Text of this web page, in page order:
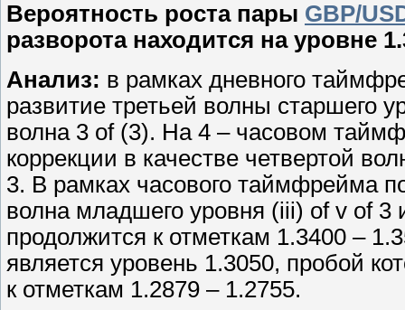
Вероятность роста пары GBP/
разворота находится на уровне
Анализ: в рамках дневного
развитие третьей волны старшего
волна 3 of (3). На 4 – часовом
коррекции в качестве четвертой
3. В рамках часового таймфрейма
волна младшего уровня (iii) of v of 3
продолжится к отметкам 1.3400 –
является уровень 1.3050, пробой
к отметкам 1.2879 – 1.2755.